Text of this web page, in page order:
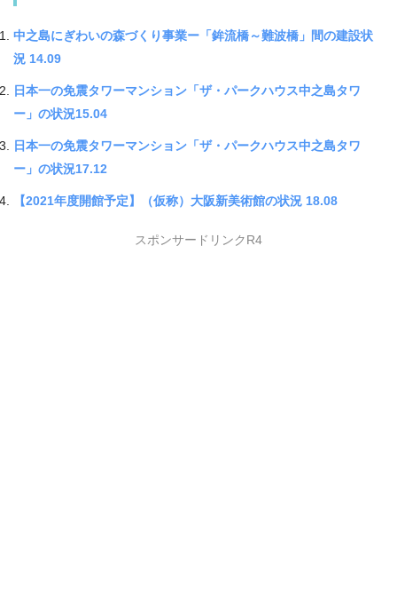
中之島にぎわいの森づくり事業ー「鉾流橋～難波橋」間の建設状
況 14.09
日本一の免震タワーマンション「ザ・パークハウス中之島タワ
ー」の状況15.04
日本一の免震タワーマンション「ザ・パークハウス中之島タワ
ー」の状況17.12
【2021年度開館予定】（仮称）大阪新美術館の状況 18.08
スポンサードリンクR4